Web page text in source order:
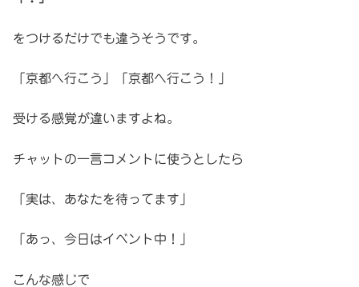
をつけるだけでも違うそうです。
「京都へ行こう」「京都へ行こう！」
受ける感覚が違いますよね。
チャットの一言コメントに使うとしたら
「実は、あなたを待ってます」
「あっ、今日はイベント中！」
こんな感じで